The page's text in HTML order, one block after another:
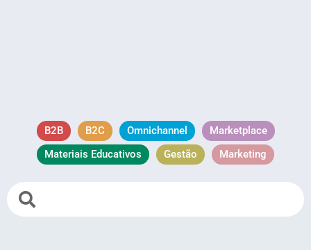
B2B B2C Omnichannel
Marketplace
Materiais Educativos
Gestão Marketing